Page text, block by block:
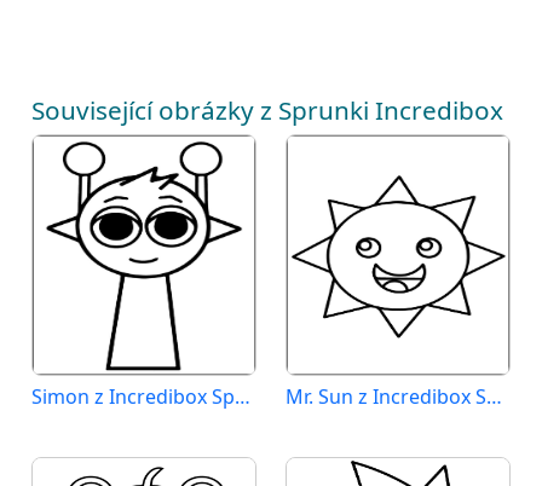
Související obrázky z Sprunki Incredibox
Simon z Incredibox Sprunki Mr. Sun z Incredibox Sprunki